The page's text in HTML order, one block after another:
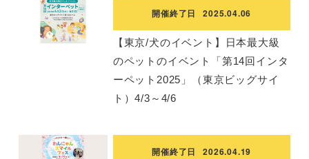
開催終了日 2025.04.06
【東京/犬のイベント】日本最大級
のペットのイベント「第14回インタ
ーペット2025」（東京ビッグサイ
ト）4/3～4/6
開催終了日 2026.04.19